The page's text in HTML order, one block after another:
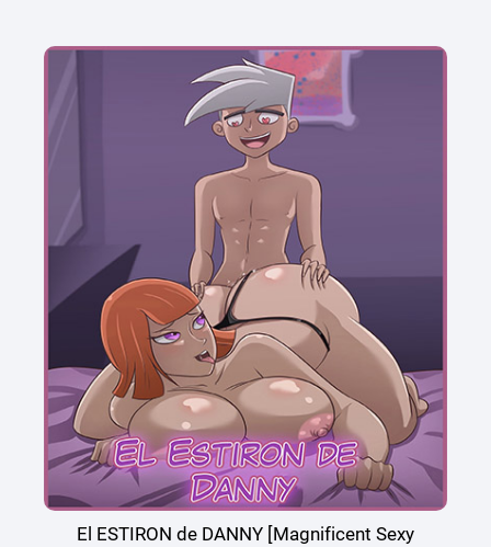
El ESTIRON de DANNY [Magnificent Sexy